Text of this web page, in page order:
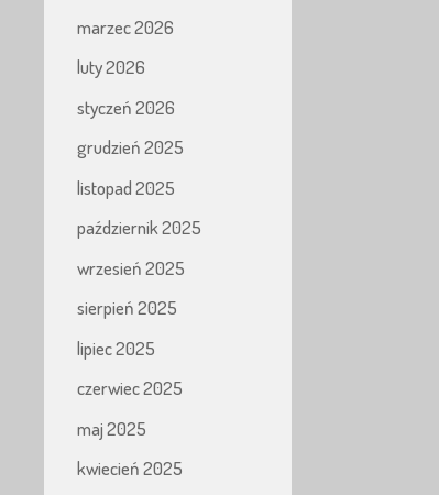
marzec 2026
luty 2026
styczeń 2026
grudzień 2025
listopad 2025
październik 2025
wrzesień 2025
sierpień 2025
lipiec 2025
czerwiec 2025
maj 2025
kwiecień 2025